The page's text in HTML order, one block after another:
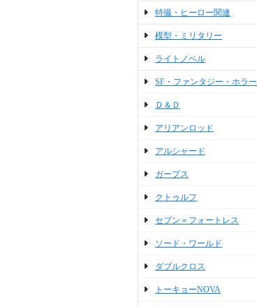
特撮・ヒーロー関連
模型・ミリタリー
ライトノベル
SF・ファンタジー・ホラー
Ｄ＆Ｄ
アリアンロッド
アルシャード
ガープス
クトゥルフ
セブン＝フォートレス
ソード・ワールド
ダブルクロス
トーキョーNOVA